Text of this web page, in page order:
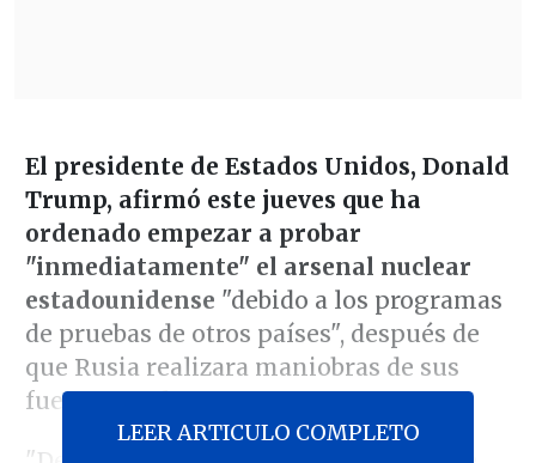
El presidente de Estados Unidos, Donald
Trump, afirmó este jueves que ha
ordenado empezar a probar
"inmediatamente" el arsenal nuclear
estadounidense "debido a los programas
de pruebas de otros países", después de
que Rusia realizara maniobras de sus
fuerzas nucleares.
LEER ARTICULO COMPLETO